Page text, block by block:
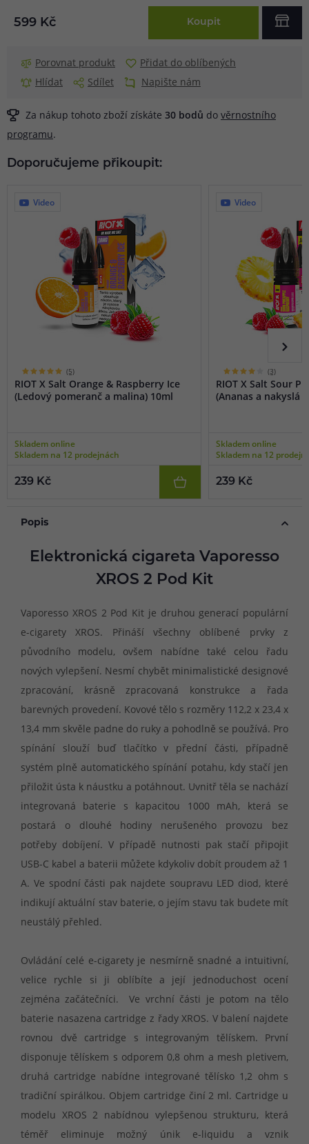
599 Kč Koupit
Porovnat produkt
Přidat do oblíbených
Hlídat
Sdílet Napište nám
Za nákup tohoto zboží získáte 30 bodů do věrnostního
programu.
Doporučujeme přikoupit:
Video
(5)
RIOT X Salt Orange & Raspberry Ice
(Ledový pomeranč a malina) 10ml
Skladem online
Skladem na 12 prodejnách
239 Kč
Video
(3)
RIOT X Salt Sour
(Ananas a nakyslá
Skladem online
Skladem na 12
239 Kč
Popis
Elektronická cigareta Vaporesso
XROS 2 Pod Kit
Vaporesso XROS 2 Pod Kit je druhou generací populární
e-cigarety XROS. Přináší všechny oblíbené prvky z
původního modelu, ovšem nabídne také celou řadu
nových vylepšení. Nesmí chybět minimalistické designové
zpracování, krásně zpracovaná konstrukce a řada
barevných provedení. Kovové tělo s rozměry 112,2 x 23,4 x
13,4 mm skvěle padne do ruky a pohodlně se používá. Pro
spínání slouží buď tlačítko v přední části, případně
systém plně automatického spínání potahu, kdy stačí jen
přiložit ústa k náustku a potáhnout. Uvnitř těla se nachází
integrovaná baterie s kapacitou 1000 mAh, která se
postará o dlouhé hodiny nerušeného provozu bez
potřeby dobíjení. V případě nutnosti pak stačí připojit
USB-C kabel a baterii můžete kdykoliv dobít proudem až 1
A. Ve spodní části pak najdete soupravu LED diod, které
indikují aktuální stav baterie, o jejím stavu tak budete mít
neustálý přehled.
Ovládání celé e-cigarety je nesmírně snadné a intuitivní,
velice rychle si ji oblíbíte a její jednoduchost ocení
zejména začátečníci. Ve vrchní části je potom na tělo
baterie nasazena cartridge z řady XROS. V balení najdete
rovnou dvě cartridge s integrovaným tělískem. První
disponuje tělískem s odporem 0,8 ohm a mesh pletivem,
druhá cartridge nabídne integrované tělísko 1,2 ohm s
tradiční spirálkou. Objem cartridge činí 2 ml. Cartridge u
modelu XROS 2 nabídnou vylepšenou strukturu, která
téměř eliminuje možný únik e-liquidu a vznik